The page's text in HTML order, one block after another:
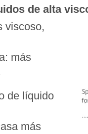
de alta
viscoso,
más
de líquido
más